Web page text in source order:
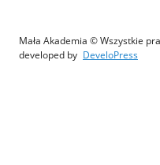
Mała Akademia © Wszystkie
developed by DeveloPress